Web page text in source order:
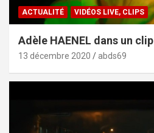
ACTUALITÉ VIDÉOS LIVE, CLIPS
Adèle HAENEL dans un
13 décembre 2020 abds69